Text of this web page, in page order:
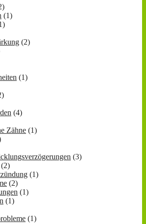
(1)
(2)
(1)
(4)
Zähne (1)
(3)
(2)
(1)
(2)
(1)
(1)
(1)